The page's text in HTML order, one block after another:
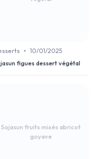
• 10/01/2025
figues dessert végétal
Sojasun fruits mixés abricot
goyave